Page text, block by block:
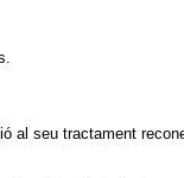
al seu tractament